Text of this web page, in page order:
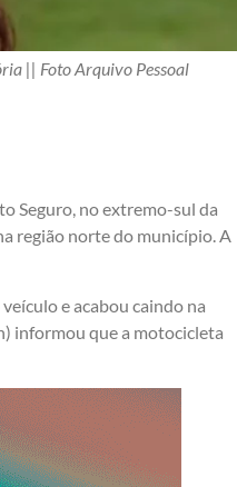
|| Foto Arquivo Pessoal
Seguro, no extremo-sul da
região norte do município. A
e acabou caindo na
informou que a motocicleta